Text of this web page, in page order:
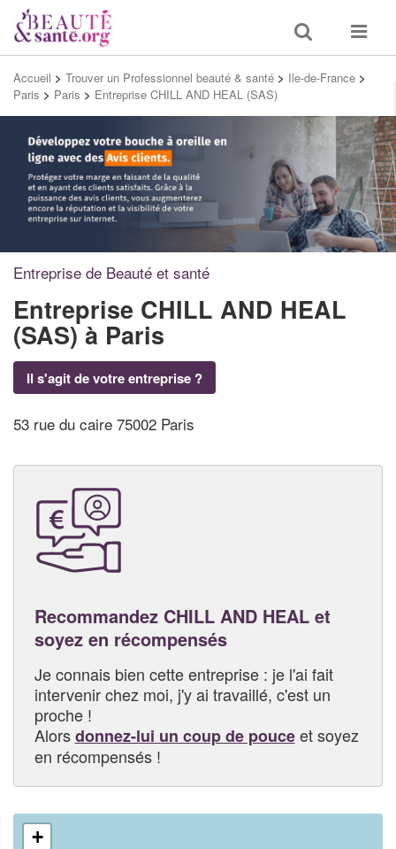
Toggle
search
Toggle
Accueil > Trouver un Professionnel beauté & santé > Ile-de-France >
Paris > Paris > Entreprise CHILL AND HEAL (SAS)
Entreprise de Beauté et santé
Entreprise CHILL AND HEAL
(SAS)à Paris
Il s'agit de votre entreprise ?
53 rue du caire 75002 Paris
Recommandez CHILL AND HEAL et
soyez en récompensés
Je connais bien cette entreprise : je l'ai fait
intervenir chez moi, j'y ai travaillé, c'est un
proche !
Alorsdonnez-lui un coup de pouceet soyez
en récompensés !
+